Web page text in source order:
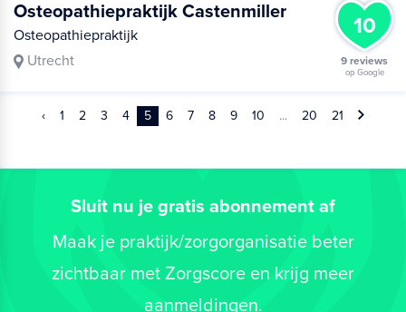
Osteopathiepraktijk Castenmiller
Osteopathiepraktijk
Utrecht
10
9 reviews
op Google
‹ 1 2 3 4 5 6 7 8 9 10 ... 20 21
Sluit nu je gratis abonnement af
Maak je praktijk/zorgorganisatie beter
zichtbaar met Zorgscore en krijg meer
aanmeldingen.